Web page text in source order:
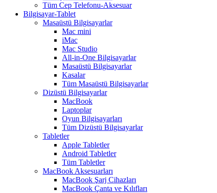
Tüm Cep Telefonu-Aksesuar
Bilgisayar-Tablet
Masaüstü Bilgisayarlar
Mac mini
iMac
Mac Studio
All-in-One Bilgisayarlar
Masaüstü Bilgisayarlar
Kasalar
Tüm Masaüstü Bilgisayarlar
Dizüstü Bilgisayarlar
MacBook
Laptoplar
Oyun Bilgisayarları
Tüm Dizüstü Bilgisayarlar
Tabletler
Apple Tabletler
Android Tabletler
Tüm Tabletler
MacBook Aksesuarları
MacBook Şarj Cihazları
MacBook Çanta ve Kılıfları